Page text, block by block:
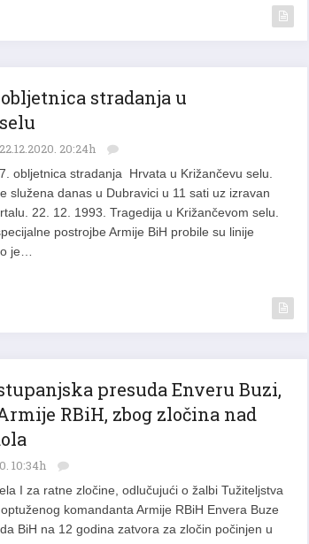
stradanja u
22.12.2020. 20:24h
obljetnica stradanja Hrvata u Križančevu selu.
služena danas u Dubravici u 11 sati uz izravan
22. 12. 1993. Tragedija u Križančevom selu.
postrojbe Armije BiH probile su linije
je…
presuda Enveru Buzi,
RBiH, zbog zločina nad
10:34h
I za ratne zločine, odlučujući o žalbi Tužiteljstva
komandanta Armije RBiH Envera Buze
BiH na 12 godina zatvora za zločin počinjen u